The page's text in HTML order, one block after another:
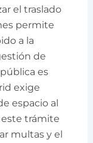
el traslado
permite
a la
de
es
exige
espacio al
este trámite
multas y el